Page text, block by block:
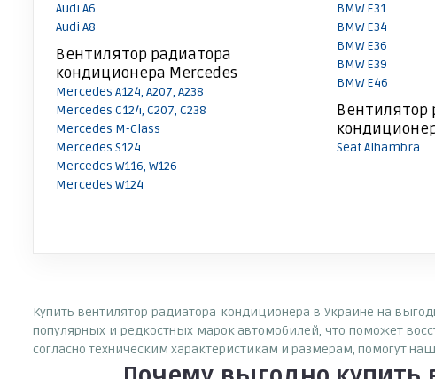
Audi A6
Audi A8
BMW E31
BMW E34
BMW E36
BMW E39
BMW E46
Вентилятор радиатора
кондиционера Mercedes
Mercedes A124, A207, A238
Mercedes C124, C207, C238
Mercedes M-Class
Mercedes S124
Mercedes W116, W126
Mercedes W124
Вентилятор
Seat Alhambra
Купить вентилятор радиатора кондиционера в Украине на
популярных и редкостных марок автомобилей, что поможет
согласно техническим характеристикам и размерам, помогут